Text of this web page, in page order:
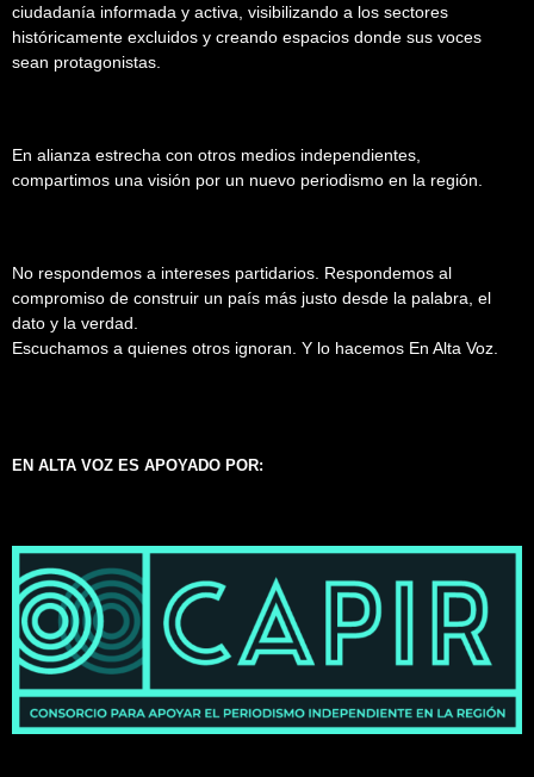
ciudadanía informada y activa, visibilizando a los sectores
históricamente excluidos y creando espacios donde sus voces
sean protagonistas.
En alianza estrecha con otros medios independientes,
compartimos una visión por un nuevo periodismo en la región.
No respondemos a intereses partidarios. Respondemos al
compromiso de construir un país más justo desde la palabra, el
dato y la verdad.
Escuchamos a quienes otros ignoran. Y lo hacemos En Alta Voz.
EN ALTA VOZ ES APOYADO POR: